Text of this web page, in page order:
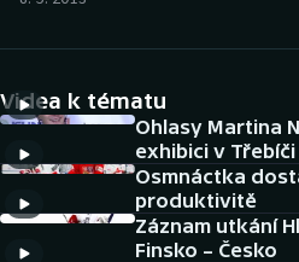
Cyklistika
DALŠÍ SPORTY
Americký fotbal
NEPŘEHLÉDNĚTE
Videa k tématu
Ohlasy Martina
exhibici v Třebíči
Osmnáctka
produktivitě
Záznam utkání
Finsko – Česko